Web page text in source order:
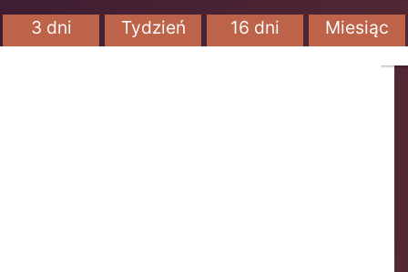
3 dni Tydzień 16 dni Miesiąc